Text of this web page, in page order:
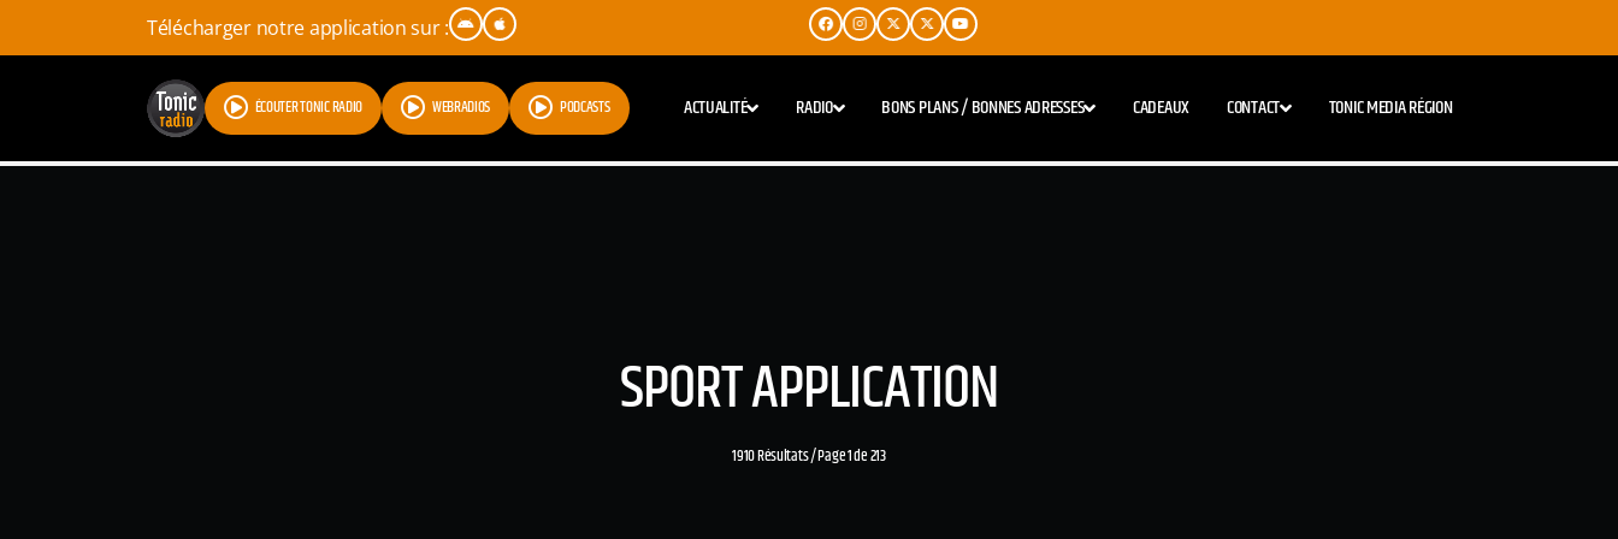
Télécharger notre application sur :
ÉCOUTER TONIC RADIO WEBRADIOS PODCASTS ACTUALITÉ RADIO BONS PLANS / BONNES ADRESSES CADEAUX CONTACT TONIC MEDIA RÉGION
SPORT APPLICATION
1910 Résultats / Page 1 de 213